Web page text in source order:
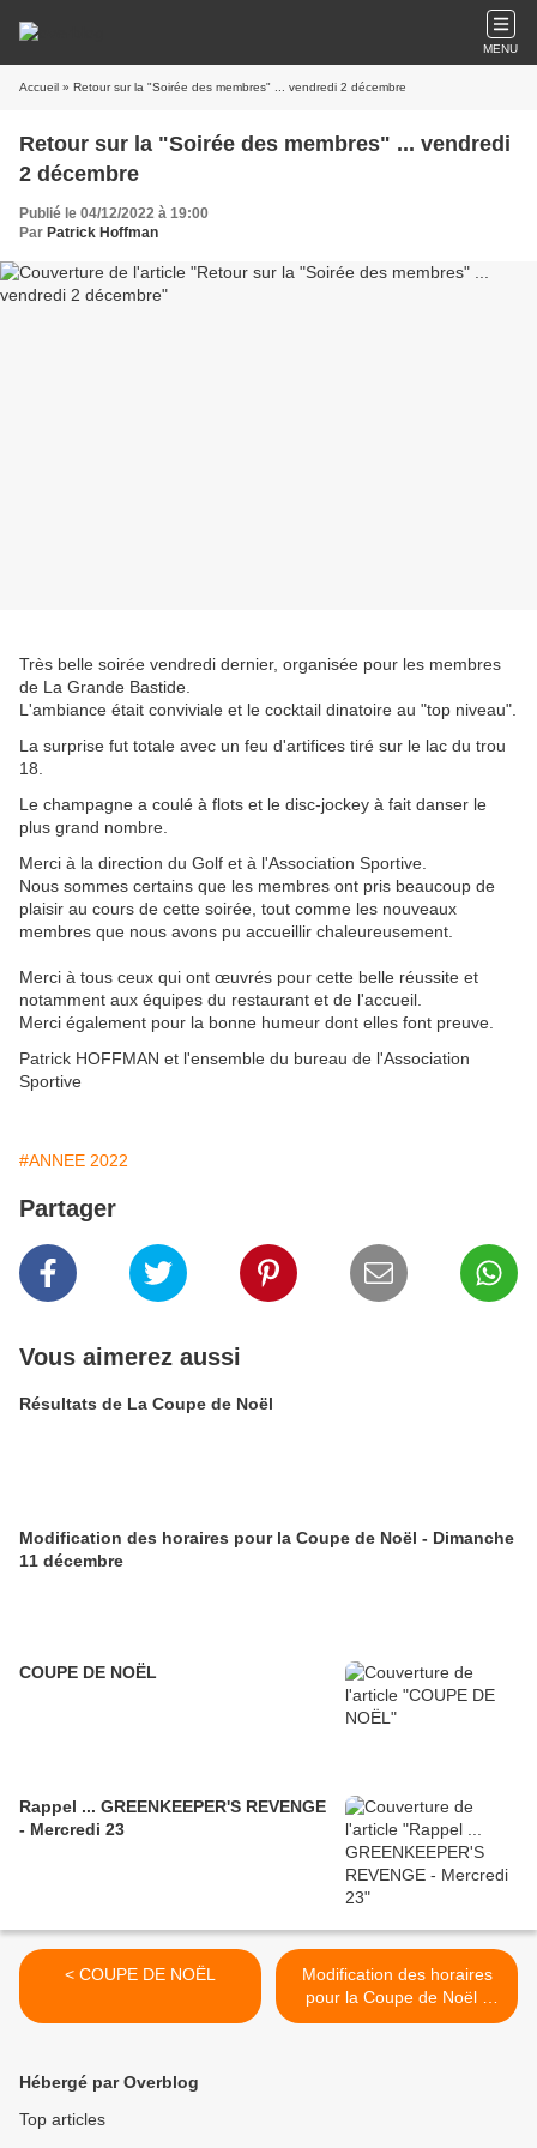
MENU
Accueil » Retour sur la "Soirée des membres" ... vendredi 2 décembre
Retour sur la "Soirée des membres" ... vendredi
2 décembre
Publié le 04/12/2022 à 19:00
Par Patrick Hoffman
Très belle soirée vendredi dernier, organisée pour les membres
de La Grande Bastide.
L'ambiance était conviviale et le cocktail dinatoire au "top niveau".
La surprise fut totale avec un feu d'artifices tiré sur le lac du trou
18.
Le champagne a coulé à flots et le disc-jockey à fait danser le
plus grand nombre.
Merci à la direction du Golf et à l'Association Sportive.
Nous sommes certains que les membres ont pris beaucoup de
plaisir au cours de cette soirée, tout comme les nouveaux
membres que nous avons pu accueillir chaleureusement.
Merci à tous ceux qui ont œuvrés pour cette belle réussite et
notamment aux équipes du restaurant et de l'accueil.
Merci également pour la bonne humeur dont elles font preuve.
Patrick HOFFMAN et l'ensemble du bureau de l'Association
Sportive
#ANNEE 2022
Partager
Vous aimerez aussi
Résultats de La Coupe de Noël
Modification des horaires pour la Coupe de Noël - Dimanche
11 décembre
COUPE DE NOËL
Rappel ... GREENKEEPER'S REVENGE
- Mercredi 23
< COUPE DE NOËL
Modification des horaires
pour la Coupe de Noël -
Dimanche 11 décembre >
Hébergé par Overblog
Top articles